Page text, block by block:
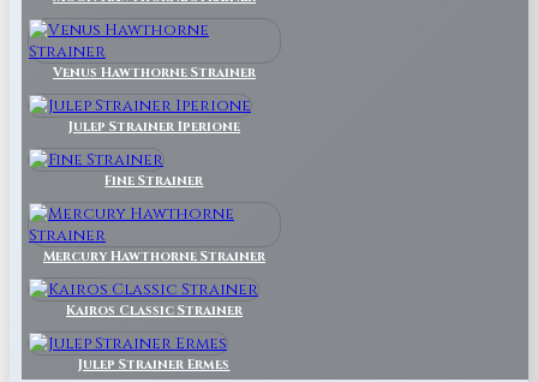
Venus Hawthorne Strainer
Julep Strainer Iperione
Fine Strainer
Mercury Hawthorne Strainer
Kairos Classic Strainer
Julep Strainer Ermes